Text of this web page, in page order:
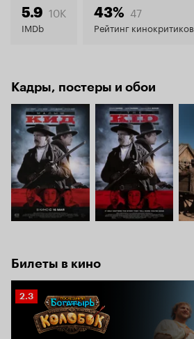
5.9
5.9 10K
IMDb
43% 47
Рейтинг кинокритиков
Кадры, постеры и обои
Билеты в кино
Рейтинг
Кинопоиска
2.3